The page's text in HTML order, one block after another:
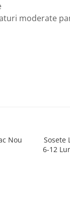
moderate
Nou
Sosete
6-12